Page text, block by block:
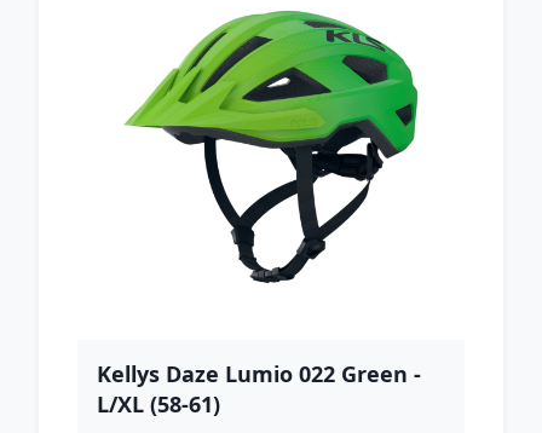
Kellys Daze Lumio 022 Green -
L/XL (58-61)